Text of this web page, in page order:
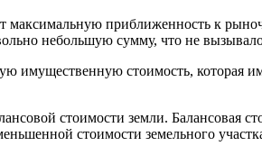
приближенность к
небольшую сумму, что не
имущественную стоимость, которая
стоимости земли. Балансовая
стоимости земельного